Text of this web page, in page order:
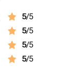
5/5
5/5
5/5
5/5